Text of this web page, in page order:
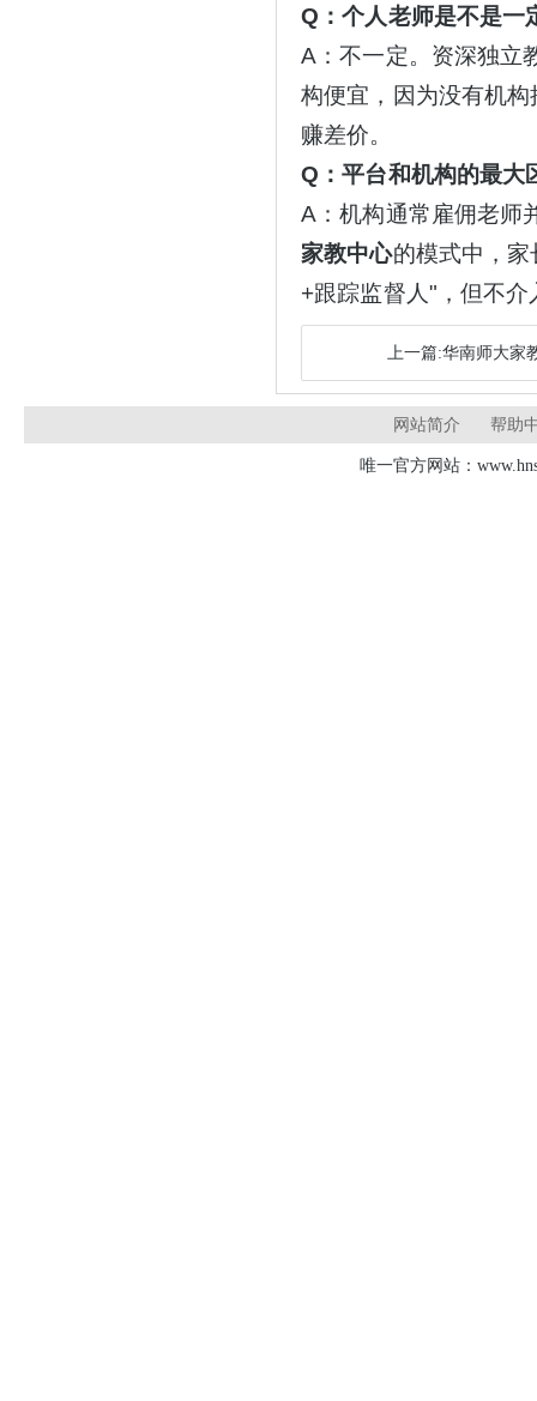
Q：个人老师是不是一
A：不一定。资深独立
构便宜，因为没有机构
赚差价。
Q：平台和机构的最大
A：机构通常雇佣老师
家教中心的模式中，
+跟踪监督人"，但不介
上一篇:华南师大家
网站简介 帮助
唯一官方网站：